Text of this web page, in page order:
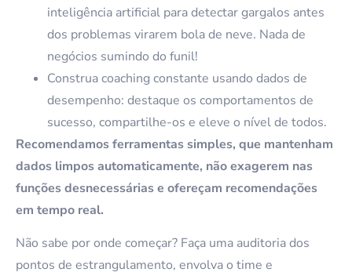
inteligência artificial para detectar gargalos antes
dos problemas virarem bola de neve. Nada de
negócios sumindo do funil!
Construa coaching constante usando dados de
desempenho: destaque os comportamentos de
sucesso, compartilhe-os e eleve o nível de todos.
Recomendamos ferramentas simples, que mantenham
dados limpos automaticamente, não exagerem nas
funções desnecessárias e ofereçam recomendações
em tempo real.
Não sabe por onde começar? Faça uma auditoria dos
pontos de estrangulamento, envolva o time e